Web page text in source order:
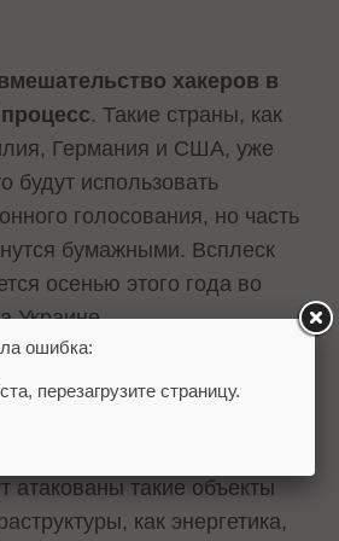
хакеров в
. Такие страны, как
Германия и США, уже
будут использовать
голосования, но часть
бумажными. Всплеск
осенью этого года во
Украине.
также был назван среди
атакованы такие объекты
как энергетика,
ошибка:
перезагрузите страницу.